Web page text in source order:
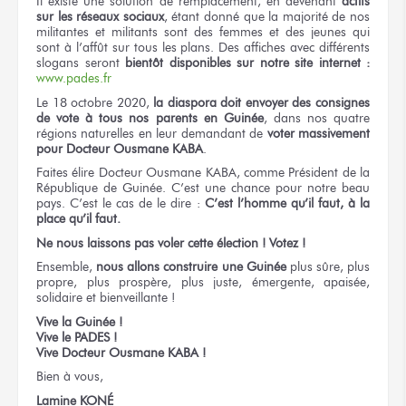
sur les réseaux sociaux, étant donné que la majorité de nos
militantes et militants sont des femmes et des jeunes qui
sont à l’affût sur tous les plans. Des affiches avec différents
slogans seront bientôt disponibles sur notre site internet :
www.pades.fr
Le 18 octobre 2020, la diaspora doit envoyer des consignes
de vote à tous nos parents en Guinée, dans nos quatre
régions naturelles en leur demandant de voter massivement
pour Docteur Ousmane KABA.
Faites élire Docteur Ousmane KABA, comme Président de la
République de Guinée. C’est une chance pour notre beau
pays. C’est le cas de le dire : C’est l’homme qu’il faut, à la
place qu’il faut.
Ne nous laissons pas voler cette élection ! Votez !
Ensemble, nous allons construire une Guinéeplus sûre, plus
propre, plus prospère, plus juste, émergente, apaisée,
solidaire et bienveillante !
Vive la Guinée !
Vive le PADES !
Vive Docteur Ousmane KABA !
Bien à vous,
Lamine KONÉ